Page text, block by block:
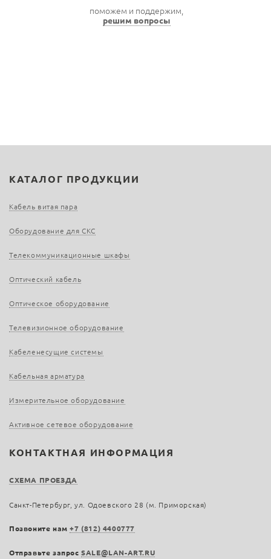
поможем и поддержим,
решим вопросы
КАТАЛОГ ПРОДУКЦИИ
Кабель витая пара
Оборудование для СКС
Телекоммуникационные шкафы
Оптический кабель
Оптическое оборудование
Телевизионное оборудование
Кабеленесущие системы
Кабельная арматура
Измерительное оборудование
Активное сетевое оборудование
КОНТАКТНАЯ ИНФОРМАЦИЯ
СХЕМА ПРОЕЗДА
Санкт-Петербург, ул. Одоевского 28 (м. Приморская)
Позвоните нам+7 (812) 4400777
Отправьте запросSALE@LAN-ART.RU